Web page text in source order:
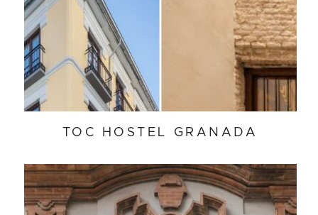
TOC HOSTEL GRANADA